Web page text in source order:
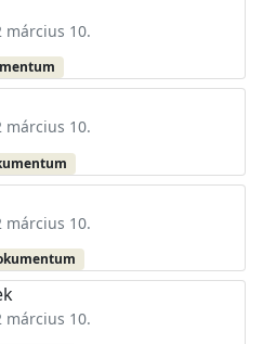
március 10.
március 10.
március 10.
március 10.